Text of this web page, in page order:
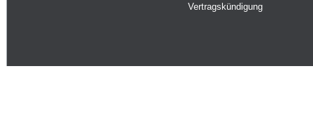
Vertragskündigung